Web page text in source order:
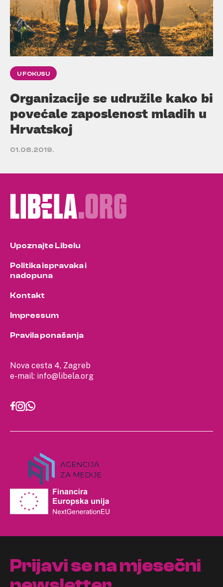
U FOKUSU
Organizacije se udružile kako bi
povećale zaposlenost mladih u
Hrvatskoj
01.08.2019.
Nova cesta 4, Zagreb
e-mail: info@libela.org
Upoznajte Libelu
Politika ispravaka i
nadopuna
Kontakt
Impressum
Pravila ponašanja
Prijavi se na mjesečni